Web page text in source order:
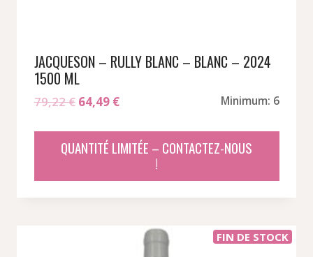
JACQUESON – RULLY BLANC – BLANC – 2024
1500 ML
79,22€ Le
initial
était :
64,49 €Le
actuel
est :
Minimum: 6
QUANTITÉ LIMITÉE – CONTACTEZ-NOUS
!
FIN DE STOCK